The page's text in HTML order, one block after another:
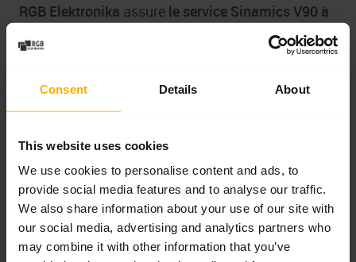
Consent Details About
This website uses cookies
We use cookies to personalise content and ads, to
provide social media features and to analyse our traffic.
We also share information about your use of our site with
our social media, advertising and analytics partners who
may combine it with other information that you’ve
RGB Elektronika assure le service Sinamics V90 à
Wrocław
depuis de nombreuses années, ainsi que
par correspondance dans toute la Pologne et l’UE.
La grande efficacité des réparations, nos propres
installations d’essai et la possibilité de paramétrer
heureux de revenir avec d’autres commandes.
Soumettez votre demande de réparationSiemens
Sinamics V90au service RGB en utilisant le
formulaire -> report a repair